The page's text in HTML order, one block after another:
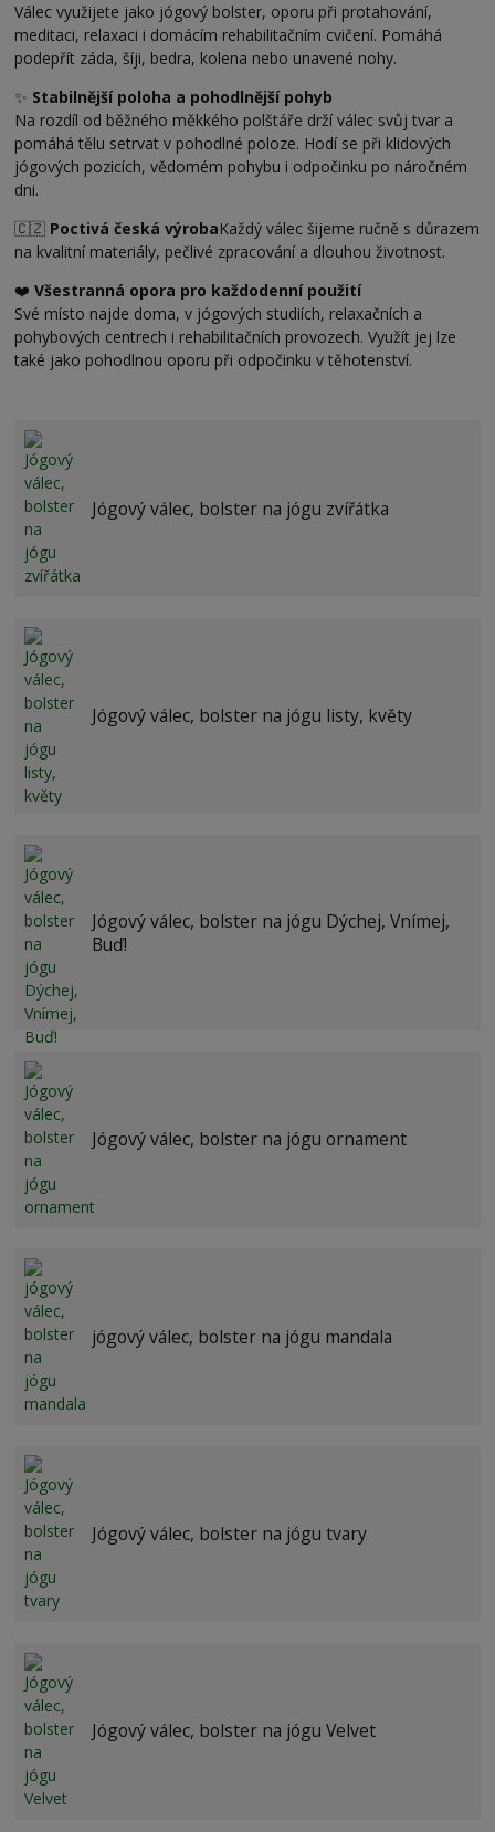
Válec využijete jako jógový bolster, oporu při protahování,
meditaci, relaxaci i domácím rehabilitačním cvičení. Pomáhá
podepřít záda, šíji, bedra, kolena nebo unavené nohy.
✨ Stabilnější poloha a pohodlnější pohyb
Na rozdíl od běžného měkkého polštáře drží válec svůj tvar a
pomáhá tělu setrvat v pohodlné poloze. Hodí se při klidových
jógových pozicích, vědomém pohybu i odpočinku po náročném
dni.
🇨🇿 Poctivá česká výrobaKaždý válec šijeme ručně s důrazem
na kvalitní materiály, pečlivé zpracování a dlouhou životnost.
❤️Všestranná opora pro každodenní použití
Své místo najde doma, v jógových studiích, relaxačních a
pohybových centrech i rehabilitačních provozech. Využít jej lze
také jako pohodlnou oporu při odpočinku v těhotenství.
Jógový válec, bolster na jógu zvířátka
Jógový válec, bolster na jógu listy, květy
Jógový válec, bolster na jógu Dýchej, Vnímej,
Buď!
Jógový válec, bolster na jógu ornament
jógový válec, bolster na jógu mandala
Jógový válec, bolster na jógu tvary
Jógový válec, bolster na jógu Velvet